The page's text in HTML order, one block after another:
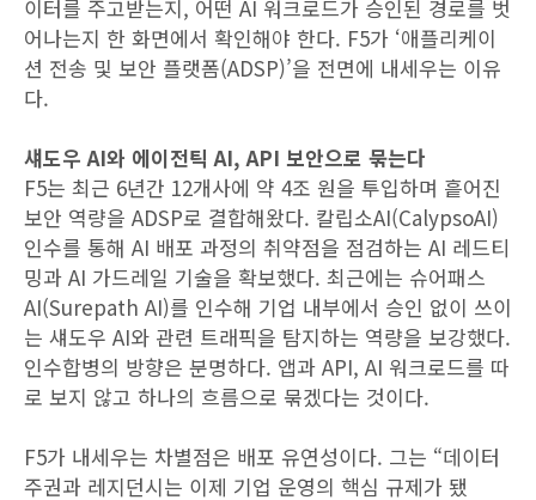
이터를 주고받는지, 어떤 AI 워크로드가 승인된 경로를 벗
어나는지 한 화면에서 확인해야 한다. F5가 ‘애플리케이
션 전송 및 보안 플랫폼(ADSP)’을 전면에 내세우는 이유
다.
섀도우 AI와 에이전틱 AI, API 보안으로 묶는다
F5는 최근 6년간 12개사에 약 4조 원을 투입하며 흩어진
보안 역량을 ADSP로 결합해왔다. 칼립소AI(CalypsoAI)
인수를 통해 AI 배포 과정의 취약점을 점검하는 AI 레드티
밍과 AI 가드레일 기술을 확보했다. 최근에는 슈어패스
AI(Surepath AI)를 인수해 기업 내부에서 승인 없이 쓰이
는 섀도우 AI와 관련 트래픽을 탐지하는 역량을 보강했다.
인수합병의 방향은 분명하다. 앱과 API, AI 워크로드를 따
로 보지 않고 하나의 흐름으로 묶겠다는 것이다.
F5가 내세우는 차별점은 배포 유연성이다. 그는 “데이터
주권과 레지던시는 이제 기업 운영의 핵심 규제가 됐